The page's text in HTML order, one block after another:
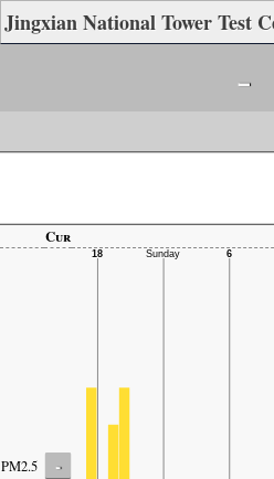
Jingxian National Tower Test
-
Cur
PM2.5 -